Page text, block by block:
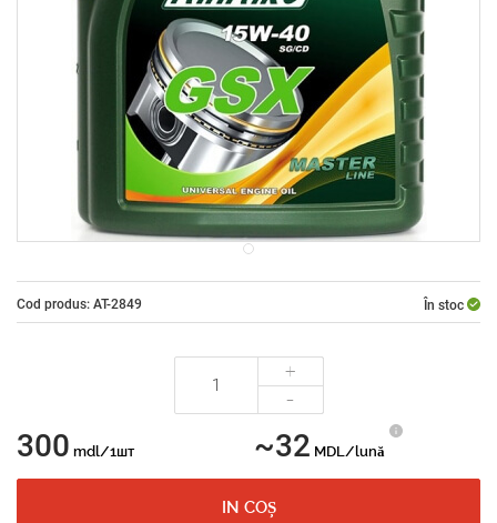
Cod produs: AT-2849 În stoc
+
-
300 mdl/1шт ~32 MDL/lună
IN COȘ